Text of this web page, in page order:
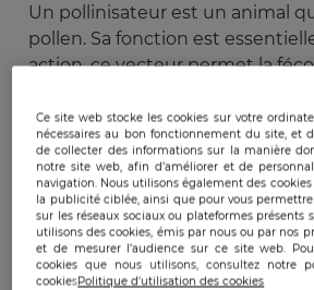
Un pollinisateur est un animal
pollen. Sa fonction est
action, ce vecteur permet la
la biodiversité et au cycle de la
trentaine d’années, le principal
pollinisateur, à savoir l’abeille,
phénomène de déclin très
niveau mondial et notamment
déclin a plusieurs causes et il
constater la manière dont
Ce site web stocke les cookies sur votre
nécessaires au bon fonctionnement du site, et
de collecter des informations sur la manière
notre site web, afin d’améliorer et de
navigation. Nous utilisons également des
la publicité ciblée, ainsi que pour vous
sur les réseaux sociaux ou plateformes présents
utilisons des cookies, émis par nous ou par nos
et de mesurer l’audience sur ce site web.
cookies que nous utilisons, consultez notre
cookiesPolitique d'utilisation des cookies